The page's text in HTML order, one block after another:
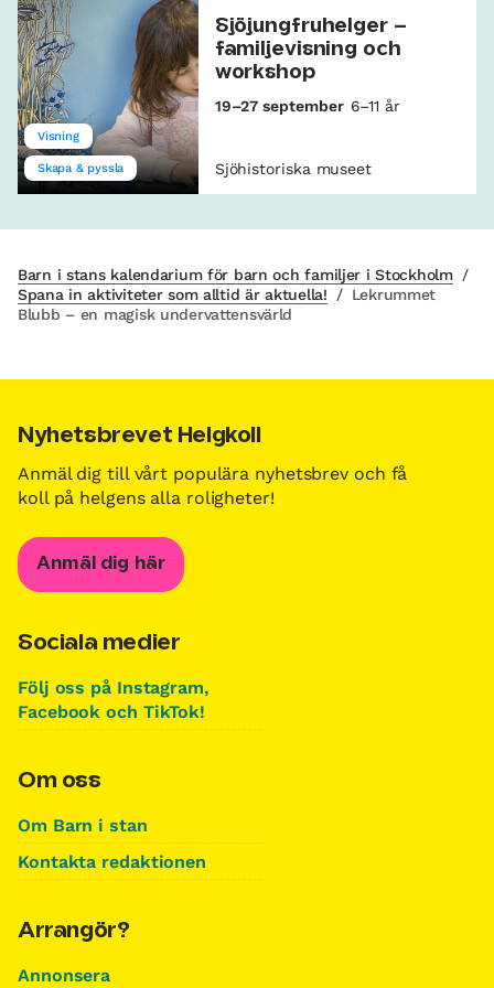
Visning
Skapa & pyssla
Sjöjungfruhelger –
familjevisning och
workshop
19–27 september 6–11 år
Sjöhistoriska museet
Barn i stans kalendarium för barn och familjer i Stockholm /
Spana in aktiviteter som alltid är aktuella!
/ Lekrummet
Blubb – en magisk undervattensvärld
Nyhetsbrevet Helgkoll
Anmäl dig till vårt populära nyhetsbrev och få
koll på helgens alla roligheter!
Anmäl dig här
Sociala medier
Följ oss på Instagram,
Facebook och TikTok!
Om oss
Om Barn i stan
Kontakta redaktionen
Arrangör?
Annonsera